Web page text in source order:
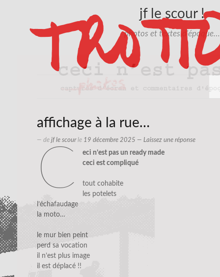
jf le scour !
photos et textes d'époque…
affichage à la rue…
— de jf le scourle 19 décembre 2025 — Laissez une réponse
c
eci n’est pas un ready made
ceci est compliqué
tout cohabite
les potelets
l’échafaudage
la moto…
le mur bien peint
perd sa vocation
il n’est plus image
il est déplacé !!